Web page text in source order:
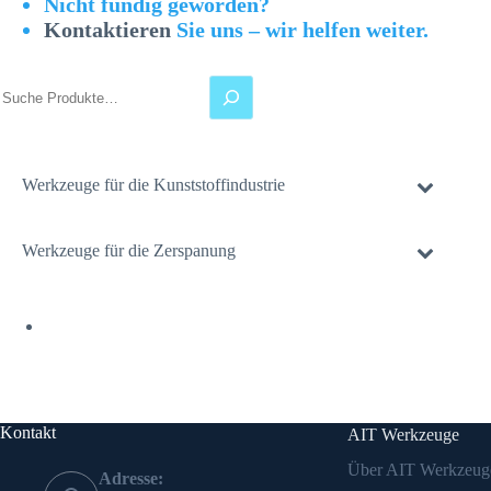
Kontaktieren Sie uns – wir helfen weiter.
Werkzeuge für die Kunststoffindustrie
Werkzeuge für die Zerspanung
Kontakt
Adresse:
AIT Werkzeuge
Über AIT